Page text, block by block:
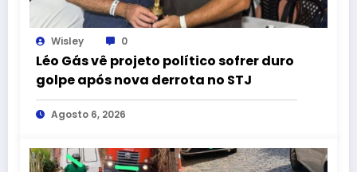
Wisley 0
Léo Gás vê projeto político sofrer duro
golpe após nova derrota no STJ
Agosto 6, 2026